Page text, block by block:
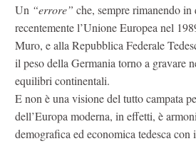
Un “errore” che, sempre rimanendo
recentemente l’Unione Europea nel
Muro, e alla Repubblica Federale
il peso della Germania torno a gravare
equilibri continentali.
E non è una visione del tutto campata
dell’Europa moderna, in effetti, è
demografica ed economica tedesca con